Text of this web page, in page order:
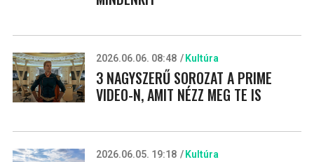
2026.06.06. 08:48 Kultúra
3 NAGYSZERŰ SOROZAT A PRIME
VIDEO-N, AMIT NÉZZ MEG TE IS
2026.06.05. 19:18 Kultúra